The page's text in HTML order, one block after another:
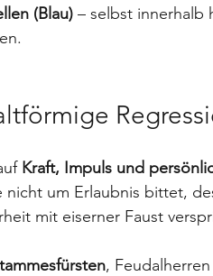
(Blau) – selbst innerhalb
Kraft, Impuls und
nicht um Erlaubnis bittet,
mit eiserner Faust
,